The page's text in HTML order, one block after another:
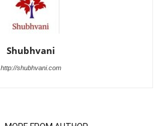
Shubhvani
http://shubhvani.com